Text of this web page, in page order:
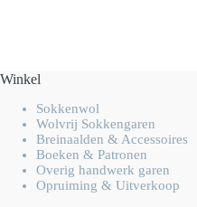
Winkel
Sokkenwol
Wolvrij Sokkengaren
Breinaalden & Accessoires
Boeken & Patronen
Overig handwerk garen
Opruiming & Uitverkoop